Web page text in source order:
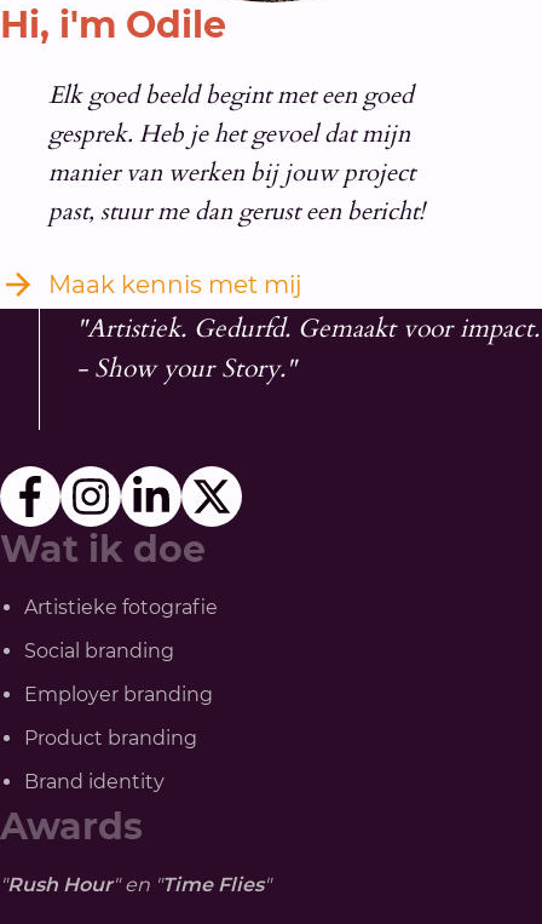
Hi, i'm Odile
Elk goed beeld begint met een goed
gesprek. Heb je het gevoel dat mijn
manier van werken bij jouw project
past, stuur me dan gerust een bericht!
Maak kennis met mij
"Artistiek. Gedurfd. Gemaakt voor impact.
- Show your Story."
Wat ik doe
Artistieke fotografie
Social branding
Employer branding
Product branding
Brand identity
Awards
"Rush Hour" en "Time Flies"